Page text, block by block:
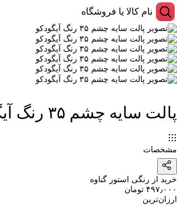
پالت سایه چشم ۳۵ رنگ آیگودکو
مشخصات
خرید از رنگی استور گناوه
۴۹۷٫۰۰۰ تومان
ارزان‌ترین